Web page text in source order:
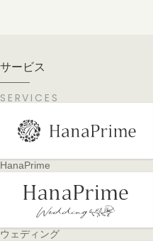
サービス
SERVICES
HanaPrime
ウェディング